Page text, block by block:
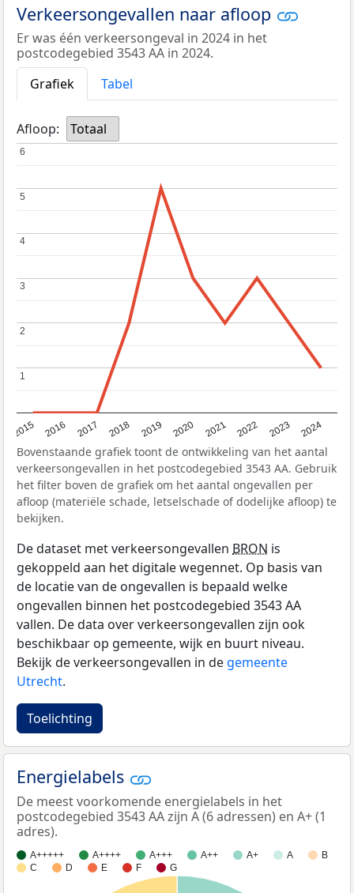
Verkeersongevallen naar afloop
Er was één verkeersongeval in 2024 in het
postcodegebied 3543 AA in 2024.
Grafiek
Tabel
Afloop: Totaal
2015 2016 2017 2018 2019 2020 2021 2022 2023 2024
1
1
2
2
3
3
4
4
5
5
6
6
Bovenstaande grafiek toont de ontwikkeling van het aantal
verkeersongevallen in het postcodegebied 3543 AA. Gebruik
het filter boven de grafiek om het aantal ongevallen per
afloop (materiële schade, letselschade of dodelijke afloop) te
bekijken.
De dataset met verkeersongevallen BRON is
gekoppeld aan het digitale wegennet. Op basis van
de locatie van de ongevallen is bepaald welke
ongevallen binnen het postcodegebied 3543 AA
vallen. De data over verkeersongevallen zijn ook
beschikbaar op gemeente, wijk en buurt niveau.
Bekijk de verkeersongevallen in de gemeente
Utrecht.
Toelichting
Energielabels
De meest voorkomende energielabels in het
postcodegebied 3543 AA zijn A (6 adressen) en A+ (1
adres).
A+++++ A++++ A+++ A++ A+ A
B
C
D E F G